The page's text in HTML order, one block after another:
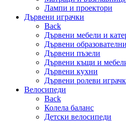
Лампи и проектори
Дървени играчки
Back
Дървени мебели и
Дървени
Дървени пъзели
Дървени къщи и
Дървени кухни
Дървени ролеви
Велосипеди
Back
Колела баланс
Детски велосипеди